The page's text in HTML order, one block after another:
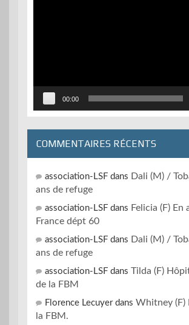
00:00
COMMENTAIRES RÉCENTS
association-LSF dans Dali (M) /
ans de refuge
association-LSF dans Felicia (F) En
France dépt 60
association-LSF dans Dali (M) /
ans de refuge
association-LSF dans Tilda (F)
de la FBM
Florence Lecuyerdans Whitney (F)
la FBM.